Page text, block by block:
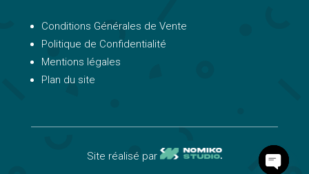
Conditions Générales de Vente
Politique de Confidentialité
Mentions légales
Plan du site
Site réalisé par